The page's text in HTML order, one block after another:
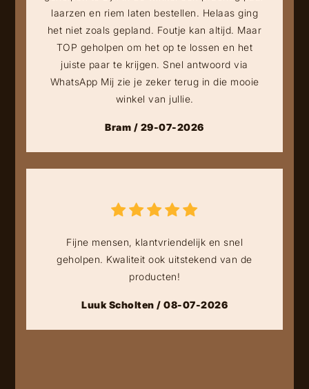
laarzen en riem laten bestellen. Helaas ging
het niet zoals gepland. Foutje kan altijd. Maar
TOP geholpen om het op te lossen en het
juiste paar te krijgen. Snel antwoord via
WhatsApp Mij zie je zeker terug in die mooie
winkel van jullie.
Bram / 29-07-2026
Fijne mensen, klantvriendelijk en snel
geholpen. Kwaliteit ook uitstekend van de
producten!
Luuk Scholten / 08-07-2026